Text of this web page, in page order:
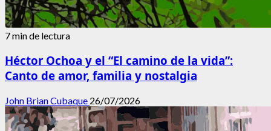
7 min de lectura
Héctor Ochoa y el “El camino de la vida”:
Canto de amor, familia y nostalgia
John Brian Cubaque 26/07/2026